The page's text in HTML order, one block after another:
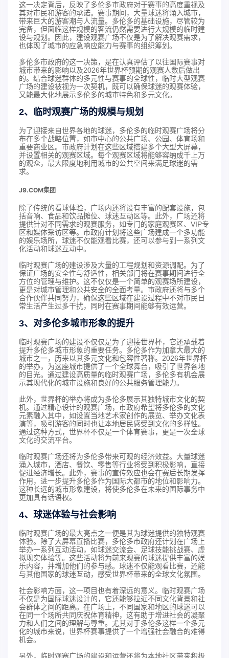
这一决定背后，反映了多伦多市政府对于赛事的高度重视及
其对市民和游客的承诺。赛事期间，大量球迷将涌入城市，
带来巨大的游客潮与人流量。多伦多的基础设施，尽管较为
完备，但面临这样规模的客流仍然需要进行大规模的临时建
设与规划。因此，建设观赛广场不仅是为了解决观赛需求，
也体现了城市的应急响应能力与赛事的组织筹划。
多伦多市政府的这一决策，是在认真评估了以往国际赛事对
城市带来的影响以及2026年世界杯预期的观赛人数后做出
的。结合球迷群体的多元性与赛事的全球性，临时大型观赛
广场的建设被视为一次契机，既可以确保球迷的观赛体验，
又能最大化地展示多伦多的城市特色和多元文化。
2、临时观赛广场的规模与规划
为了迎接来自世界各地的球迷，多伦多的临时观赛广场将分
布在多个战略位置，如市中心的公共广场、公园、体育场和
重要商业区。市政府计划在这些区域搭建多个大型大屏幕，
并设置相关的观赛区域。每个观赛区域将能够容纳成千上万
的观众，最大限度地利用城市的公共空间来满足球迷的需
求。
J9.COM集团
除了传统的看球体验，广场内还将设有丰富的配套设施，包
括音响、食品和饮品摊位、球迷互动区等。此外，广场还将
提供针对不同需求的观赛服务，如专门的家庭观赛区、VIP专
区和媒体采访区等。市政府计划将这些广场建成一个多功能
的娱乐场所，球迷不仅能观看比赛，还可以参与到一系列文
化活动和球迷互动中。
临时观赛广场的建设涉及大量的工程规划和资源调配。为了
保证广场的安全性与舒适性，相关部门将在赛事期间进行全
方位的管理与维护。这不仅仅是一个简单的观赛场所建设，
更是对城市管理和公共安全的全面考量。市政府还将与多个
合作伙伴共同努力，确保这些区域在建设过程中不对市民日
常生活产生过多干扰，同时在赛事期间能够有效运营。
3、对多伦多城市形象的提升
临时观赛广场的建设不仅仅是为了迎接世界杯，它还承载着
提升多伦多城市形象的重要任务。多伦多作为加拿大最大的
城市之一，历来以其多元文化和包容性著称。2026年世界杯
的举办，为这座城市提供了一个全球舞台，吸引了世界各地
的目光。通过建设高质量的临时观赛广场，多伦多有机会展
示其现代化的城市设施和良好的公共服务管理能力。
此外，世界杯的举办将成为多伦多展示其独特城市文化的契
机。通过精心设计的观赛广场，市政府希望将多伦多的文化
元素融入其中，如设置当地艺术家创作的展览、举办文化表
演等，吸引游客的同时也让本地居民感受到文化的多样性。
通过这种方式，世界杯不仅是一个体育赛事，更是一次全球
文化的交流平台。
临时观赛广场还将为多伦多带来可观的经济效益。大量球迷
涌入城市，酒店、餐饮、零售等行业将受到积极影响，直接
促进经济增长。此外，赛事的宣传效应也会在赛后长期发挥
作用，进一步提升多伦多作为国际大都市的地位和影响力。
这种长远的城市形象建设，将使多伦多在未来的国际事务中
更加具有话语权。
4、球迷体验与社会影响
临时观赛广场的最大亮点之一便是其为球迷提供的独特观赛
体验。除了大屏幕直播比赛，多伦多市政府还计划在广场上
举办一系列互动活动，如球迷交流会、足球技能挑战赛、虚
拟现实体验等。这些活动将为前来观赛的球迷提供丰富的娱
乐内容，并增加他们的参与感。球迷不仅能观看比赛，还能
与其他国家的球迷互动，感受世界杯带来的全球文化氛围。
社会影响方面，这一项目也有着深远的意义。临时观赛广场
不仅是为国际球迷设计的，它还能够拉近不同文化背景和社
会群体之间的距离。在广场上，不同国家和地区的球迷可以
在同一个场所共同庆祝体育精神，这有助于增进社会的凝聚
力和人们之间的理解与尊重。尤其对于多伦多这样一个多元
化的城市来说，世界杯赛事提供了一个增强社会融合的难得
机会。
另外，临时观赛广场的建设和运营还将为本地社区带来积极